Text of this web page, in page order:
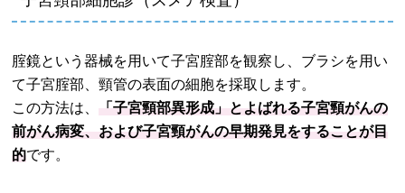
腟鏡という器械を用いて子宮腟部を観察し、ブラシを用い
て子宮腟部、頸管の表面の細胞を採取します。
この方法は、
「子宮頸部異形成」とよばれる子宮頸がんの
前がん病変、および子宮頸がんの早期発見をすることが目
的です。